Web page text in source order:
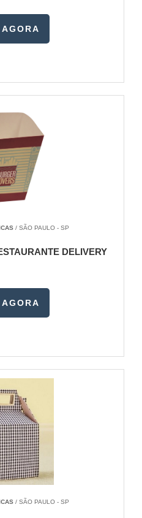
/ SÃO PAULO - SP
DELIVERY
/ SÃO PAULO - SP